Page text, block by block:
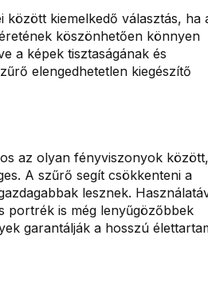
között kiemelkedő választás, ha
köszönhetően könnyen
a képek tisztaságának és
elengedhetetlen kiegészítő
az olyan fényviszonyok között,
A szűrő segít csökkenteni a
lesznek.
portrék is még lenyűgözőbbek
garantálják a hosszú